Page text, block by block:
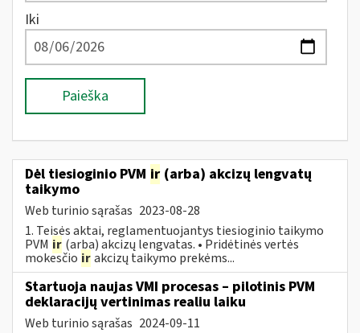
Iki
Paieška
Dėl tiesioginio PVM ir (arba) akcizų lengvatų
taikymo
Web turinio sąrašas 2023-08-28
1. Teisės aktai, reglamentuojantys tiesioginio taikymo
PVM ir (arba) akcizų lengvatas. • Pridėtinės vertės
mokesčio irakcizų taikymo prekėms...
Startuoja naujas VMI procesas – pilotinis PVM
deklaracijų vertinimas realiu laiku
Web turinio sąrašas 2024-09-11